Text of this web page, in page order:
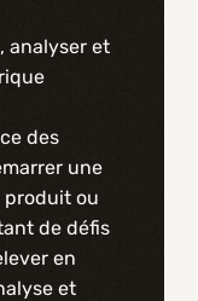
analyser et
des
une
produit ou
de défis
en
et